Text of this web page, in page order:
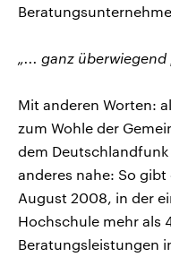
„... ganz
Mit anderen Worten:
zum Wohle der
dem
anderes nahe: So
August 2008, in der
Hochschule mehr als
Beratungsleistungen